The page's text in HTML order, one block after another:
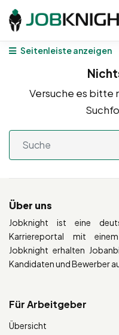
Seitenleiste anzeigen
Versuche es bitte
Über uns
Jobknight ist eine
Karriereportal mit
Jobknight erhalten
Kandidaten und Bewerber
Für Arbeitgeber
Übersicht